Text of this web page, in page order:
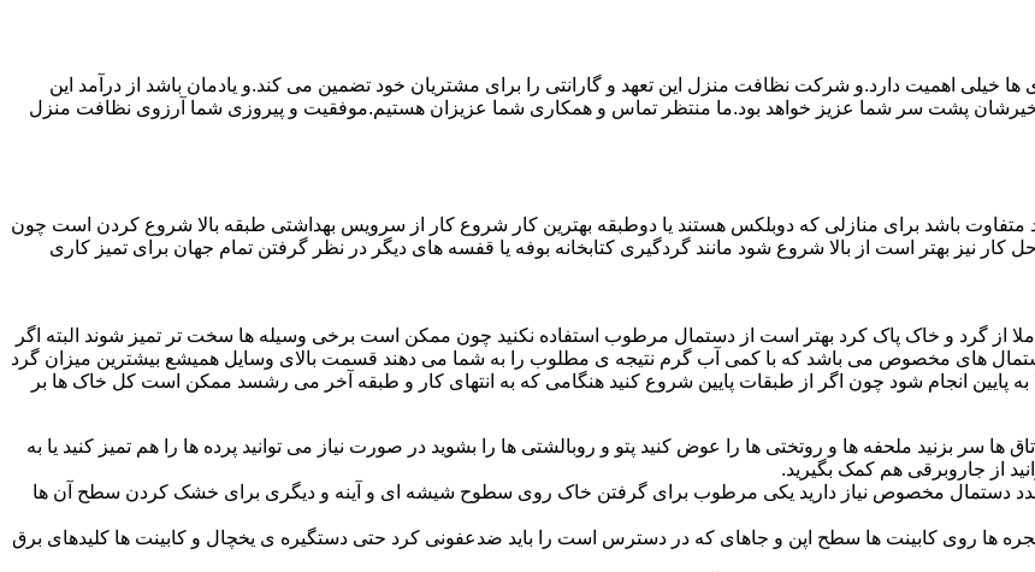
اهمیت دارد.و شرکت نظافت منزل این تعهد و گارانتی را برای مشتریان خود تضمین می کند.و یادمان باشد از درآمد این
پشت سر شما عزیز خواهد بود.ما منتظر تماس و همکاری شما عزیزان هستیم.موفقیت و پیروزی شما آرزوی نظافت منزل
باشد برای منازلی که دوبلکس هستند یا دوطبقه بهترین کار شروع کار از سرویس بهداشتی طبقه بالا شروع کردن است چون
کار نیز بهتر است از بالا شروع شود مانند گردگیری کتابخانه بوفه یا قفسه های دیگر در نظر گرفتن تمام جهان برای تمیز کاری
از گرد و خاک پاک کرد بهتر است از دستمال مرطوب استفاده نکنید چون ممکن است برخی وسیله ها سخت تر تمیز شوند البته اگر
دستمال های مخصوص می باشد که با کمی آب گرم نتیجه ی مطلوب را به شما می دهند قسمت بالای وسایل همیشع بیشترین میزان گرد
پایین انجام شود چون اگر از طبقات پایین شروع کنید هنگامی که به انتهای کار و طبقه آخر می رشسد ممکن است کل خاک ها بر
ها سر بزنید ملحفه ها و روتختی ها را عوض کنید پتو و روبالشتی ها را بشوید در صورت نیاز می توانید پرده ها را هم تمیز کنید یا به
از جاروبرقی هم کمک بگیرید.
عدد دستمال مخصوص نیاز دارید یکی مرطوب برای گرفتن خاک روی سطوح شیشه ای و آینه و دیگری برای خشک کردن سطح آن ها
ها روی کابینت ها سطح اپن و جاهای که در دسترس است را باید ضدعفونی کرد حتی دستگیره ی یخچال و کابینت ها کلیدهای برق